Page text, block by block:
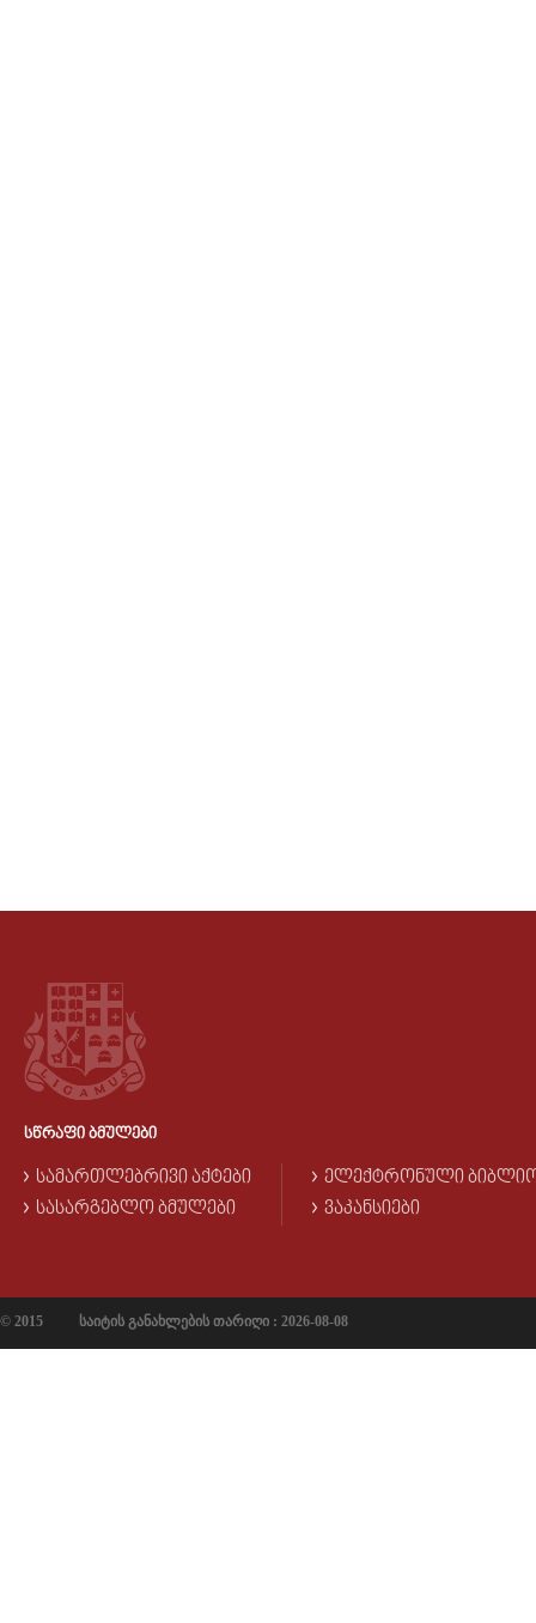
ᲡᲬᲠᲐᲤᲘ ᲑᲛᲣᲚᲔᲑᲘ
ᲡᲐᲛᲐᲠᲗᲚᲔᲑᲠᲘᲕᲘ ᲐᲥᲢᲔᲑᲘ
ᲡᲐᲡᲐᲠᲒᲔᲑᲚᲝ ᲑᲛᲣᲚᲔᲑᲘ
ᲔᲚᲔᲥᲢᲠᲝᲜᲣᲚᲘ
ᲕᲐᲙᲐᲜᲡᲘᲔᲑᲘ
© 2015 საიტის განახლების თარიღი : 2026-08-08